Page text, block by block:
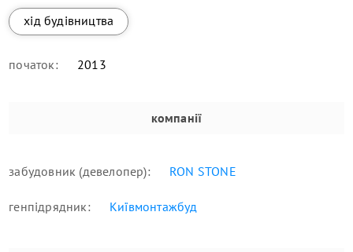
хід будівництва
початок: 2013
компанії
забудовник (девелопер): RON STONE
генпідрядник: Київмонтажбуд